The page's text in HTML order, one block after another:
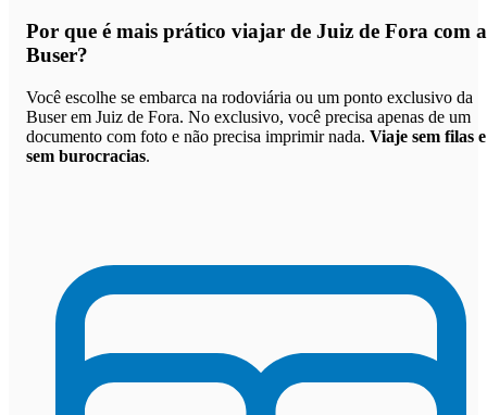
Por que é mais prático viajar de Juiz de Fora com a
Buser?
Você escolhe se embarca na rodoviária ou um ponto exclusivo da
Buser em Juiz de Fora. No exclusivo, você precisa apenas de um
documento com foto e não precisa imprimir nada. Viaje sem filas e
sem burocracias.